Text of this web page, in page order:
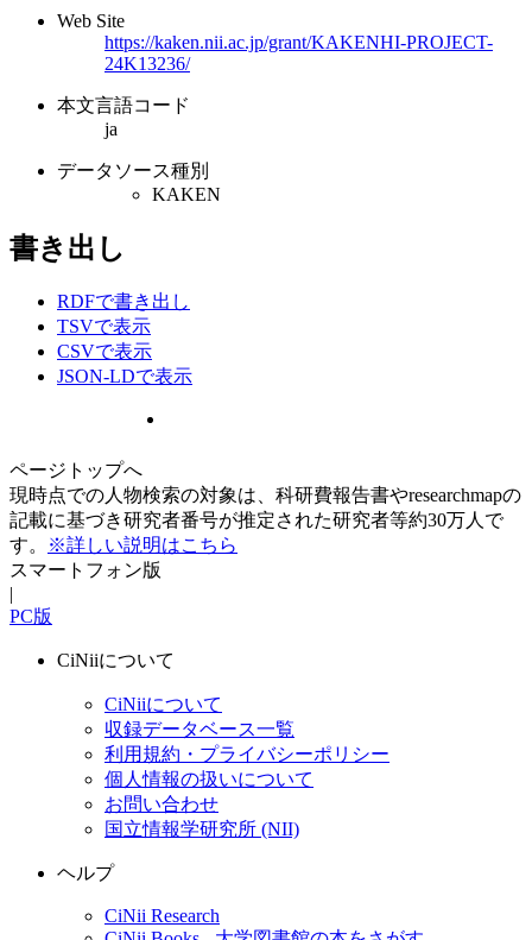
Web Site
https://kaken.nii.ac.jp/grant/KAKENHI-PROJECT-
24K13236/
本文言語コード
ja
データソース種別
KAKEN
書き出し
RDFで書き出し
TSVで表示
CSVで表示
JSON-LDで表示
ページトップへ
現時点での人物検索の対象は、科研費報告書やresearchmapの
記載に基づき研究者番号が推定された研究者等約30万人で
す。
※詳しい説明はこちら
スマートフォン版
|
PC版
CiNiiについて
CiNiiについて
収録データベース一覧
利用規約・プライバシーポリシー
個人情報の扱いについて
お問い合わせ
国立情報学研究所 (NII)
ヘルプ
CiNii Research